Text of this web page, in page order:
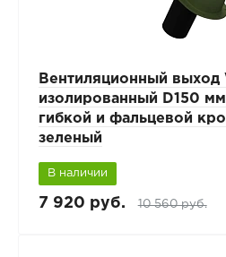
Вентиляционный выход
изолированный D150
гибкой и фальцевой
зеленый
В наличии
7 920 руб. 10 560 руб.